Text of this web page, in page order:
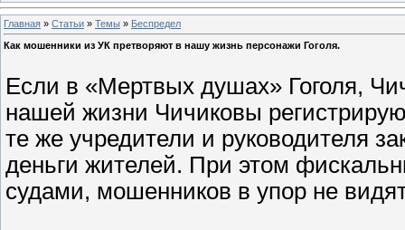
Главная » Статьи » Темы » Беспредел
Как мошенники из УК претворяют в нашу жизнь персонажи Гоголя.
Если в «Мертвых душах» Гоголя,
нашей жизни Чичиковы
те же учредители и руководителя
деньги жителей. При этом
судами, мошенников в упор не